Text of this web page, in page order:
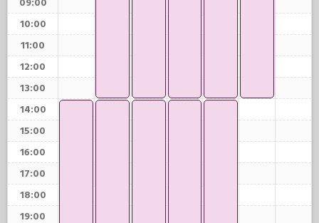
09:00
10:00
11:00
12:00
13:00
14:00
15:00
16:00
17:00
18:00
19:00